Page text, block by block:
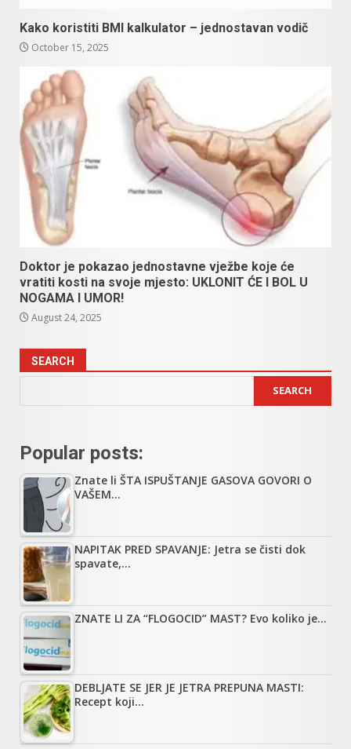
Kako koristiti BMI kalkulator – jednostavan vodič
October 15, 2025
Doktor je pokazao jednostavne vježbe koje će
vratiti kosti na svoje mjesto: UKLONIT ĆE I BOL U
NOGAMA I UMOR!
August 24, 2025
SEARCH
SEARCH
Popular posts:
Znate li ŠTA ISPUŠTANJE GASOVA GOVORI O
VAŠEM…
NAPITAK PRED SPAVANJE: Jetra se čisti dok
spavate,…
ZNATE LI ZA “FLOGOCID” MAST? Evo koliko je…
DEBLJATE SE JER JE JETRA PREPUNA MASTI:
Recept koji…